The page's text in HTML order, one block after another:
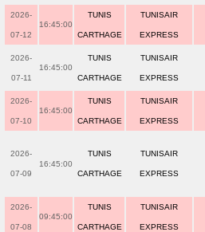
2026-
07-12
16:45:00
TUNIS
CARTHAGE
TUNISAIR
EXPRESS
2026-
07-11
16:45:00
TUNIS
CARTHAGE
TUNISAIR
EXPRESS
2026-
07-10
16:45:00
TUNIS
CARTHAGE
TUNISAIR
EXPRESS
2026-
07-09
16:45:00
TUNIS
CARTHAGE
TUNISAIR
EXPRESS
2026-
07-08
09:45:00
TUNIS
CARTHAGE
TUNISAIR
EXPRESS